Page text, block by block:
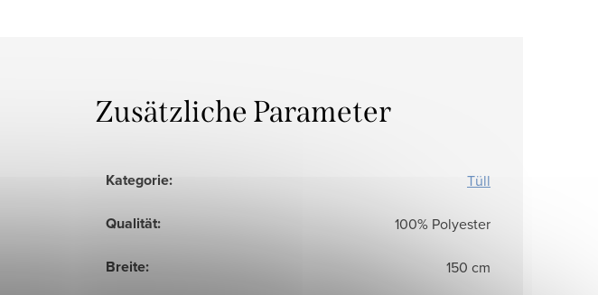
Zusätzliche Parameter
Kategorie: Tüll
Qualität: 100% Polyester
Breite: 150 cm